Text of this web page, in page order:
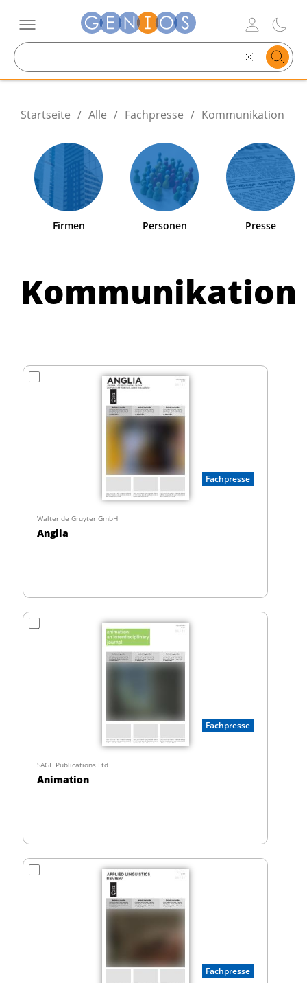
text
Startseite / Alle / Fachpresse / Kommunikation
Firmen Personen Presse
Kommunikation
Fachpresse
Walter de Gruyter GmbH
Anglia
Fachpresse
SAGE Publications Ltd
Animation
Fachpresse